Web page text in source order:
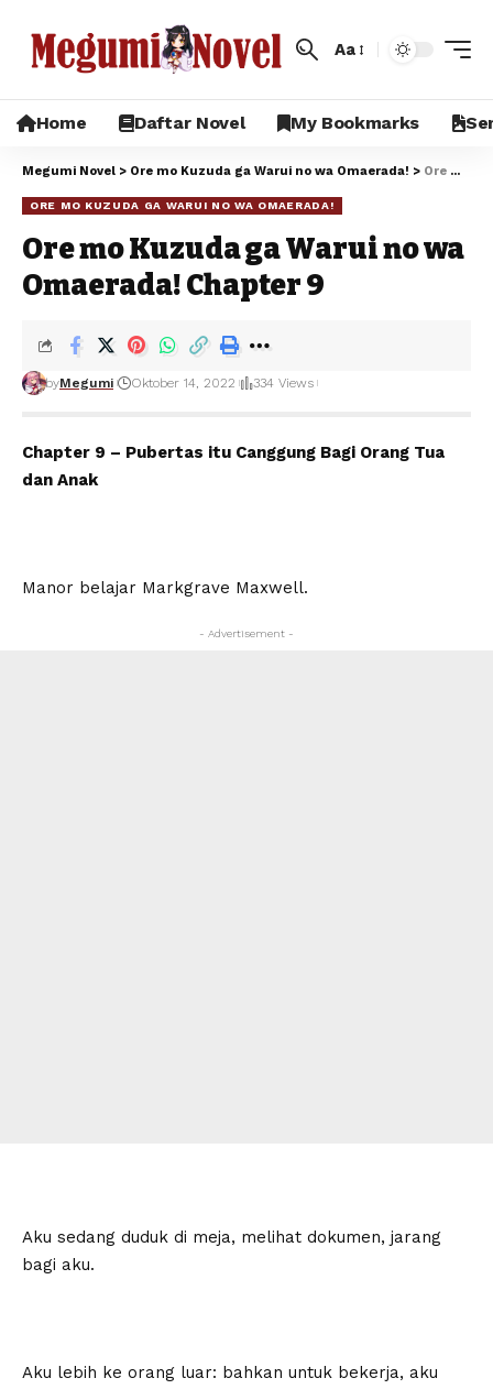
Aa
Home Daftar Novel My Bookmarks
Megumi Novel > Ore mo Kuzuda ga Warui no wa Omaerada! > Ore mo Kuzuda ga Warui no wa Omaerada! Chapter 9
ORE MO KUZUDA GA WARUI NO WA OMAERADA!
Ore mo Kuzuda ga Warui no wa
Omaerada! Chapter 9
byMegumi Oktober 14, 2022 334 Views
Chapter 9 – Pubertas itu Canggung Bagi Orang Tua
dan Anak
Manor belajar Markgrave Maxwell.
- Advertisement -
Aku sedang duduk di meja, melihat dokumen, jarang
bagi aku.
Aku lebih ke orang luar: bahkan untuk bekerja, aku